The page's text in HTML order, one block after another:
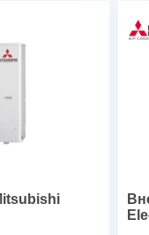
охлаждение, кВт
кВт
шума наружного
наружного